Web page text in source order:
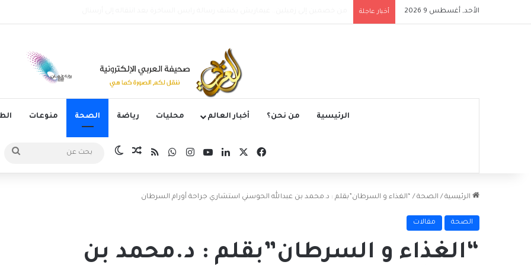
الأحد, أغسطس 9 2026 أخبار عاجلة
الرئيسية من نحن؟ أخبار العالم محليات رياضة الصحة منوعات
فيسبوكلينكدإن‫YouTubeانستقرام
واتسابملخص الموقع RSS
مقال عشوائي
الوضع المظلم
عن
الرئيسية / الصحة / “الغذاء و السرطان”بقلم : د.محمد بن عبدالله الحوسني استشاري جراحة أورام السرطان
الصحة مقالات
“الغذاء و السرطان”بقلم : د.محمد بن